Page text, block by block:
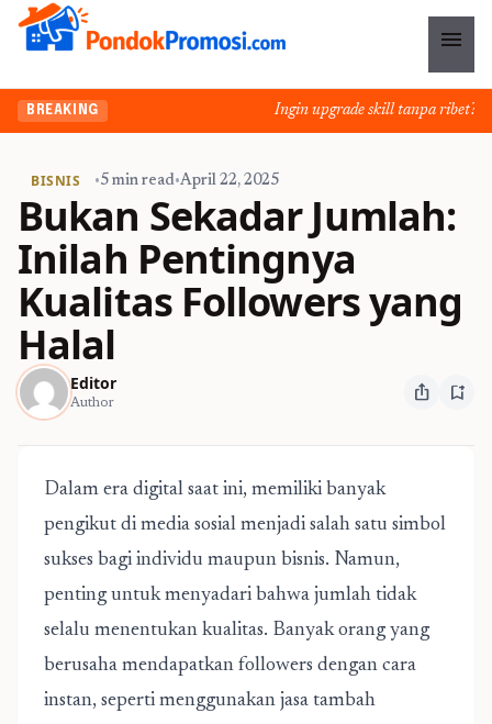
menu
BREAKING Ingin upgrade skill tanpa ribet?
BISNIS •5 min read•April 22, 2025
Bukan Sekadar Jumlah:
Inilah Pentingnya
Kualitas Followers yang
Halal
Editor
Author ios_share bookmark_add
Dalam era digital saat ini, memiliki banyak
pengikut di media sosial menjadi salah satu simbol
sukses bagi individu maupun bisnis. Namun,
penting untuk menyadari bahwa jumlah tidak
selalu menentukan kualitas. Banyak orang yang
berusaha mendapatkan followers dengan cara
instan, seperti menggunakan jasa tambah